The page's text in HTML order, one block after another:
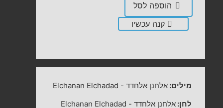
הוספה לסל
קנה עכשיו
מילים:אלחנן אלחדד -
Elchanan Elchadad
לחן:אלחנן אלחדד -
Elchanan Elchadad